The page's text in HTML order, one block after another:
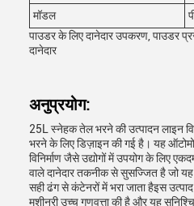
मॉडल
पाउडर के लिए दानेदार उपकरण, पाउडर
दानेदार
अनुप्रयोग:
25L स्नेहक तेल भरने की उत्पादन लाइन
भरने के लिए डिज़ाइन की गई है। यह
विनिर्माण जैसे उद्योगों में उपयोग के लिए
वाले दानेदार तकनीक से सुसज्जित है जो
सही ढंग से कंटेनरों में भरा जाता हैइस
मशीनरी उच्च गुणवत्ता की है और यह